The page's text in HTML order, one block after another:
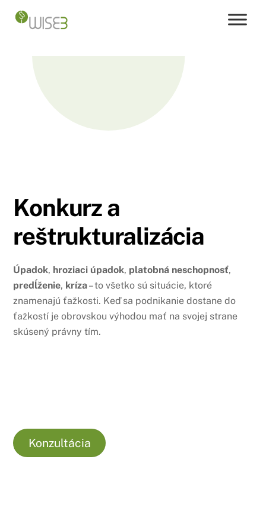
Konkurz a
reštrukturalizácia
Úpadok, hroziaci úpadok, platobná neschopnosť,
predĺženie, kríza– to všetko sú situácie, ktoré
znamenajú ťažkosti. Keď sa podnikanie dostane do
ťažkostí je obrovskou výhodou mať na svojej strane
skúsený právny tím.
Konzultácia